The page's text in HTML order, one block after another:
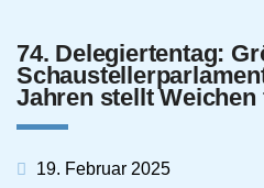
74. Delegiertentag:
Jahren stellt
19. Februar 2025